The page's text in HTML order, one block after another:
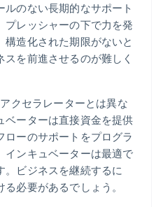
のない長期的なサポート
プレッシャーの下で力を発
造化された期限がないと
を前進させるのが難しく
アクセラレーターとは異な
ベーターは直接資金を提供
ローのサポートをプログラ
インキュベーターは最適で
。ビジネスを継続するに
る必要があるでしょう。